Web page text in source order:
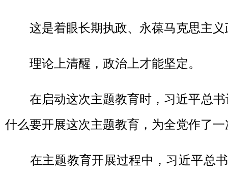
这是着眼长期执政、永葆马克思主
理论上清醒，政治上才能坚定。
在启动这次主题教育时，习近平总书
什么要开展这次主题教育，为全党作了
在主题教育开展过程中，习近平总书